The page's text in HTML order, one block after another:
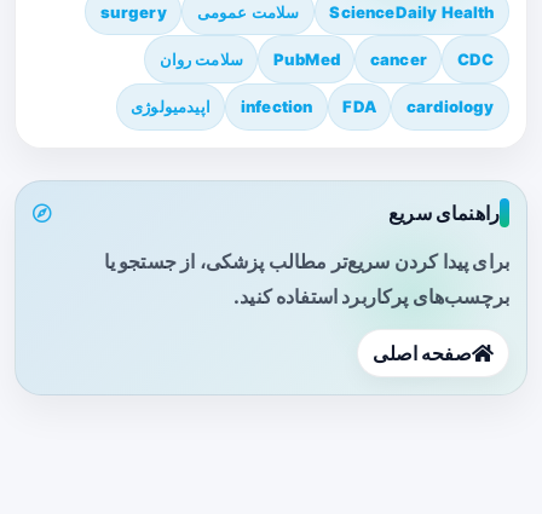
ScienceDaily Health سلامت عمومی surgery
CDC
cancer
PubMed سلامت روان
cardiology
FDA
infection اپیدمیولوژی
راهنمای سریع
برای پیدا کردن سریع‌تر مطالب پزشکی، از جستجو یا
برچسب‌های پرکاربرد استفاده کنید.
صفحه اصلی